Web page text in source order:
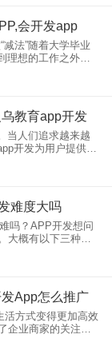
会开发app
法”随着大学毕业
想的工作之外，
用优质惠的价格租
个APP应用市场，
教育app开发
当人们追求越来越
开发为用户提供了
鲜和配送，提供更
在生鲜提供保鲜
难度大吗
吗？APP开发想问
大概有以下三种情
App怎么推广
活方式变得更加高效
企业商家的关注。